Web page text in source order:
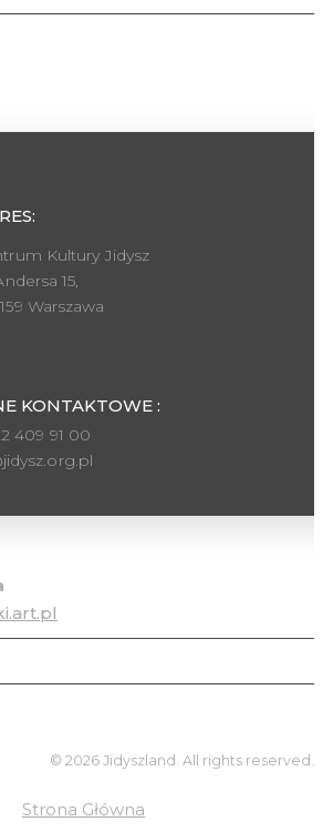
Kultury Jidysz
15,
Warszawa
KONTAKTOWE :
409 91 00
© 2026 Jidyszland. All rights reserved.
Strona Główna